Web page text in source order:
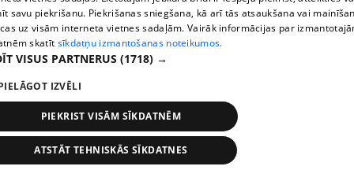
pirms 1 nedēļas, 1 dienas
savu piekrišanu. Piekrišanas sniegšana, kā arī tās atsaukšana vai
uz visām interneta vietnes sadaļām. Vairāk informācijas par
skatīt sīkdatņu izmantošanas noteikumos.
VISUS PARTNERUS (1718) →
IZVĒLI
PIEKRIST VISĀM SĪKDATNĒM
ATSTĀT TEHNISKĀS SĪKDATNES